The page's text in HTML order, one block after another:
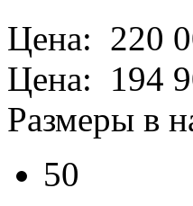
Цена: 220
Цена: 194
Размеры в
50